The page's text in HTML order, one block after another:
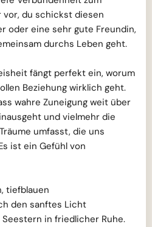
du schickst diesen
oder eine sehr gute Freundin,
durchs Leben geht.
fängt perfekt ein, worum
Beziehung wirklich geht.
wahre Zuneigung weit über
und vielmehr die
umfasst, die uns
ist ein Gefühl von
tiefblauen
den sanftes Licht
in friedlicher Ruhe.